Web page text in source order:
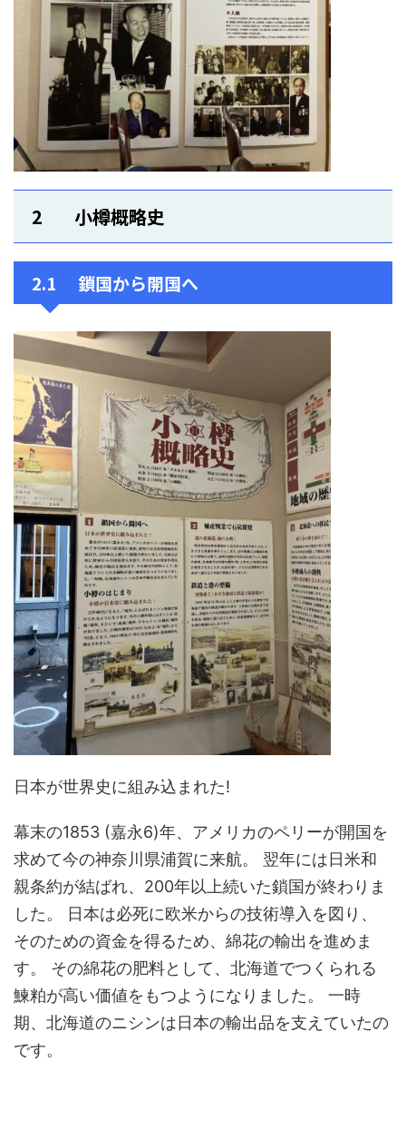
2 小樽概略史
2.1 鎖国から開国へ
日本が世界史に組み込まれた!
幕末の1853 (嘉永6)年、アメリカのペリーが開国を
求めて今の神奈川県浦賀に来航。 翌年には日米和
親条約が結ばれ、200年以上続いた鎖国が終わりま
した。 日本は必死に欧米からの技術導入を図り、
そのための資金を得るため、綿花の輸出を進めま
す。 その綿花の肥料として、北海道でつくられる
鰊粕が高い価値をもつようになりました。 一時
期、北海道のニシンは日本の輸出品を支えていたの
です。